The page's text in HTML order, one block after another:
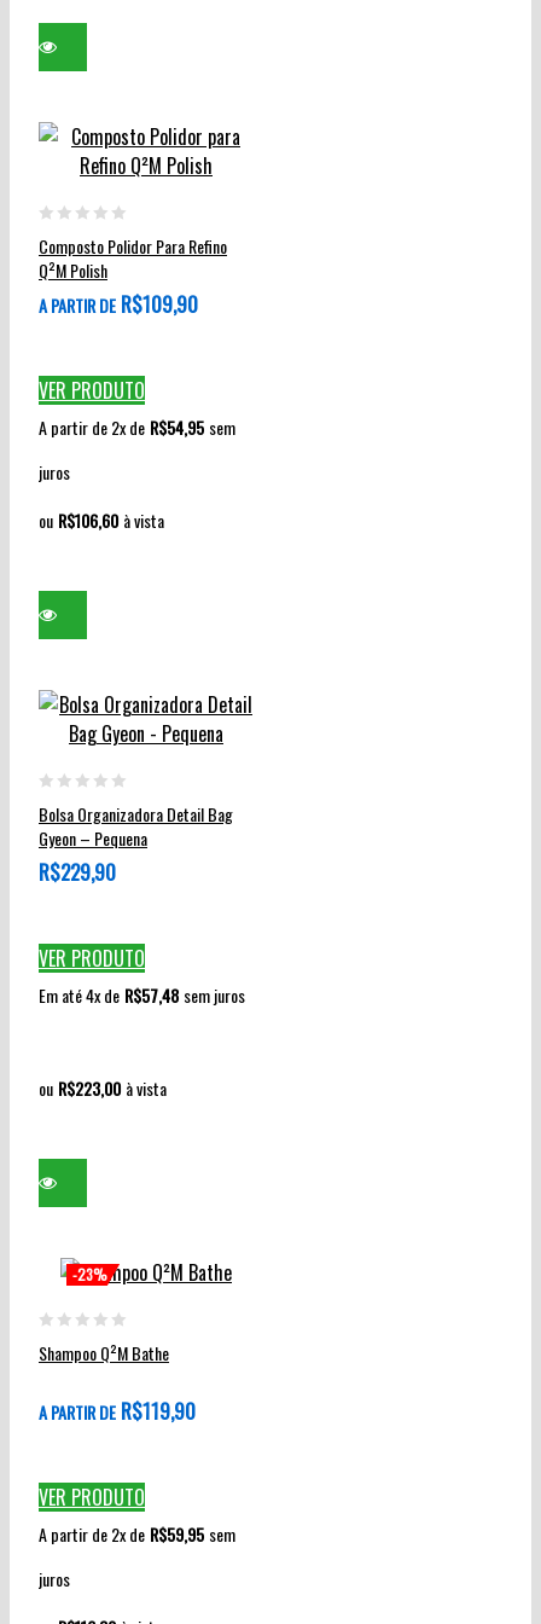
na
página
out
Composto Polidor Para Refino
Q²M Polish
A PARTIR DE R$109,90
VER PRODUTO
Este
produto
tem
várias
opções
podem
ser
escolhidas
página
produto
A partir de 2x de R$54,95 sem
juros
ou R$106,60 à vista
out
of
Bolsa Organizadora Detail Bag
Gyeon – Pequena
R$229,90
VER PRODUTO
Em até 4x de R$57,48 sem juros
ou R$223,00 à vista
-23%
Shampoo Q²M Bathe
A PARTIR DE R$119,90
VER PRODUTO
Este
produto
várias
opções
podem
ser
escolhidas
A partir de 2x de R$59,95 sem
juros